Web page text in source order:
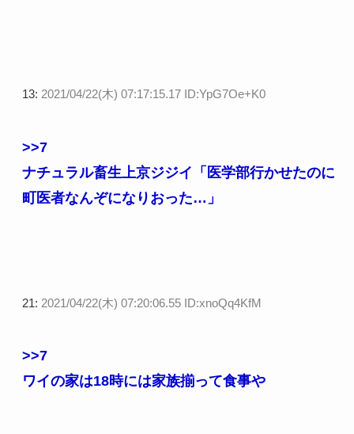
13: 2021/04/22(木) 07:17:15.17 ID:YpG7Oe+K0
>>7
ナチュラル畜生上京ジジイ「医学部行かせたのに
町医者なんぞになりおった…」
21: 2021/04/22(木) 07:20:06.55 ID:xnoQq4KfM
>>7
ワイの家は18時には家族揃って食事や